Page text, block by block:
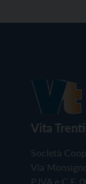
Vita
Società
Via
P.IVA e C.F.